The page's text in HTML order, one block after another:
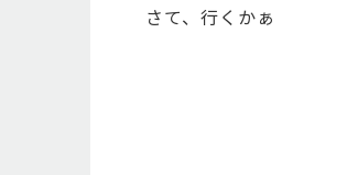
さて、行くかぁ